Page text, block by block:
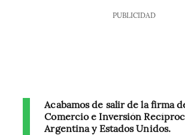
PUBLICIDAD
Acabamos de salir de la firma
Comercio e Inversión
Argentina y Estados Unidos.